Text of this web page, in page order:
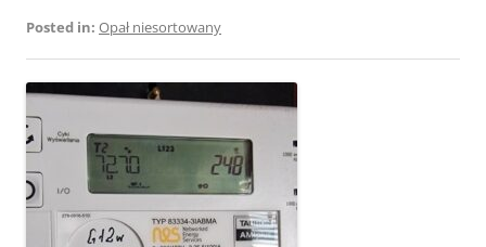
Posted in: Opał niesortowany